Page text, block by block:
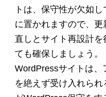
トは、保守性が欠如
に置かれますので、
直しとサイト再設計
ても確保しましょう。
WordPressサイトは、
を絶えず受け入れら